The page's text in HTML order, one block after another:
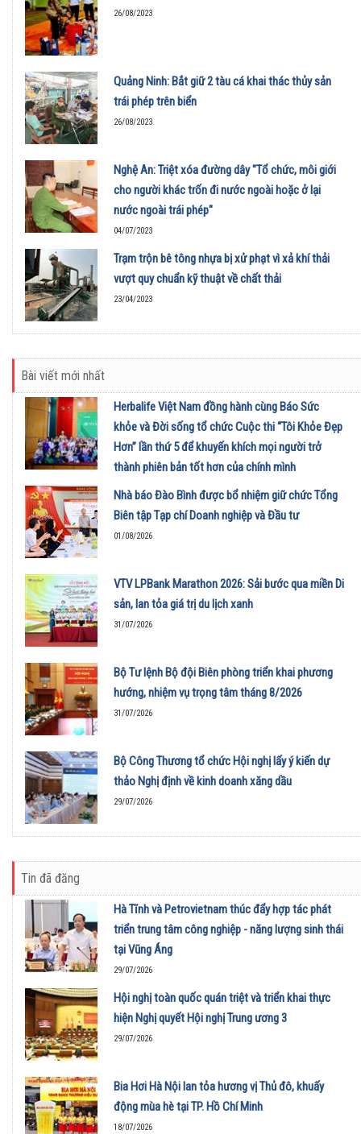
26/08/2023
Quảng Ninh: Bắt giữ 2 tàu cá khai thác thủy sản
trái phép trên biển
26/08/2023
Nghệ An: Triệt xóa đường dây "Tổ chức, môi giới
cho người khác trốn đi nước ngoài hoặc ở lại
nước ngoài trái phép"
04/07/2023
Trạm trộn bê tông nhựa bị xử phạt vì xả khí thải
vượt quy chuẩn kỹ thuật về chất thải
23/04/2023
Bài viết mới nhất
Herbalife Việt Nam đồng hành cùng Báo Sức
khỏe và Đời sống tổ chức Cuộc thi “Tôi Khỏe Đẹp
Hơn” lần thứ 5 để khuyến khích mọi người trở
thành phiên bản tốt hơn của chính mình
01/08/2026
Nhà báo Đào Bình được bổ nhiệm giữ chức Tổng
Biên tập Tạp chí Doanh nghiệp và Đầu tư
01/08/2026
VTV LPBank Marathon 2026: Sải bước qua miền Di
sản, lan tỏa giá trị du lịch xanh
31/07/2026
Bộ Tư lệnh Bộ đội Biên phòng triển khai phương
hướng, nhiệm vụ trọng tâm tháng 8/2026
31/07/2026
Bộ Công Thương tổ chức Hội nghị lấy ý kiến dự
thảo Nghị định về kinh doanh xăng dầu
29/07/2026
Tin đã đăng
Hà Tĩnh và Petrovietnam thúc đẩy hợp tác phát
triển trung tâm công nghiệp - năng lượng sinh thái
tại Vũng Áng
29/07/2026
Hội nghị toàn quốc quán triệt và triển khai thực
hiện Nghị quyết Hội nghị Trung ương 3
29/07/2026
Bia Hơi Hà Nội lan tỏa hương vị Thủ đô, khuấy
động mùa hè tại TP. Hồ Chí Minh
18/07/2026